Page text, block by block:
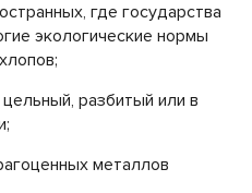
где государства
экологические нормы
цельный, разбитый или в
металлов